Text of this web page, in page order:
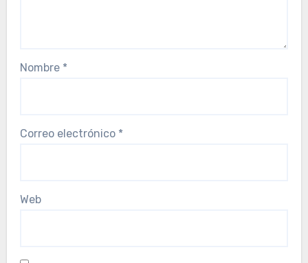
Nombre *
Correo electrónico *
Web